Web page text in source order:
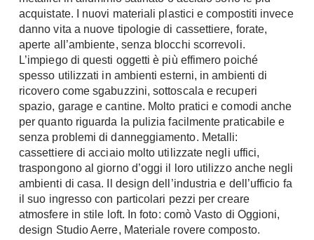
Materassi
Lattice
Memory Foam
Reti Letto
Cuscini
Consigli materassi
Bagno
Arredo Bagno
Sanitari
Cabine Doccia
A Chiocciola
Scale Interni
Ringhiere
Rivestimenti
Ceramica
Cotto
Resina
Parquet
Gres
Laminato
Moquette
acquistate. I nuovi materiali plastici e compostiti invece
danno vita a nuove tipologie di cassettiere, forate,
aperte all’ambiente, senza blocchi scorrevoli.
L’impiego di questi oggetti è più effimero poiché
spesso utilizzati in ambienti esterni, in ambienti di
ricovero come sgabuzzini, sottoscala e recuperi
spazio, garage e cantine. Molto pratici e comodi anche
per quanto riguarda la pulizia facilmente praticabile e
senza problemi di danneggiamento. Metalli:
cassettiere di acciaio molto utilizzate negli uffici,
traspongono al giorno d’oggi il loro utilizzo anche negli
ambienti di casa. Il design dell’industria e dell’ufficio fa
il suo ingresso con particolari pezzi per creare
atmosfere in stile loft. In foto: comò Vasto di Oggioni,
design Studio Aerre, Materiale rovere composto.